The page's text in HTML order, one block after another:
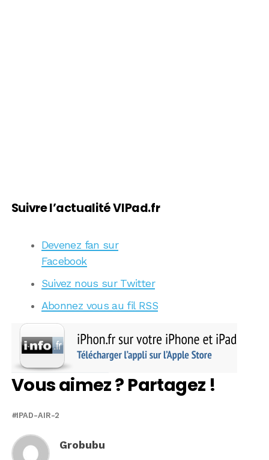
Suivre l’actualité VIPad.fr
Devenez fan sur
Facebook
Suivez nous sur Twitter
Abonnez vous au fil RSS
Vous aimez ? Partagez !
IPAD-AIR-2
Grobubu